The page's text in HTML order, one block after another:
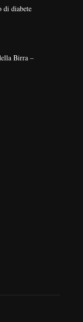
di diabete
Birra –